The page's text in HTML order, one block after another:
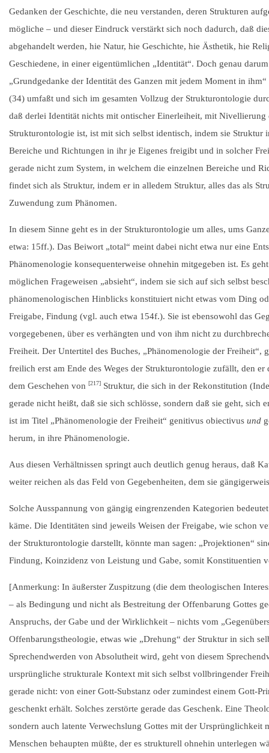
Gedanken der Geschichte, die neu verstanden, deren Strukturen
mögliche – und dieser Eindruck verstärkt sich noch dadurch, daß
abgehandelt werden, hie Natur, hie Geschichte, hie Ästhetik, hie
Geschiedene, in einer eigentümlichen „Identität“. Doch genau
„Grundgedanke der Identität des Ganzen mit jedem Moment in
(34) umfaßt und sich im gesamten Vollzug der Strukturontologie
daß derlei Identität nichts mit ontischer Einerleiheit, mit
Strukturontologie ist, ist mit sich selbst identisch, indem sie
Bereiche und Richtungen in ihr je Eigenes freigibt und in solcher
gerade nicht zum System, in welchem die einzelnen Bereiche und
findet sich als Struktur, indem er in alledem Struktur, alles das als
Zuwendung zum Phänomen.
In diesem Sinne geht es in der Strukturontologie um alles, ums
etwa: 15ff.). Das Beiwort „total“ meint dabei nicht etwa nur eine
Phänomenologie konsequenterweise ohnehin mitgegeben ist. Es
möglichen Frageweisen „absieht“, indem sie sich auf sich selbst
phänomenologischen Hinblicks konstituiert nicht etwas vom Ding
Freigabe, Findung (vgl. auch etwa 154f.). Sie ist ebensowohl das
vorgegebenen, über es verhängten und von ihm nicht zu
Freiheit. Der Untertitel des Buches, „Phänomenologie der
freilich erst am Ende des Weges der Strukturontologie zufällt, den
dem Geschehen von [217] Struktur, die sich in der Rekonstitution
gerade nicht heißt, daß sie sich schlösse, sondern daß sie geht,
ist im Titel „Phänomenologie der Freiheit“ genitivus obiectivus und
herum, in ihre Phänomenologie.
Aus diesen Verhältnissen springt auch deutlich genug heraus, daß
weiter reichen als das Feld von Gegebenheiten, dem sie
Solche Ausspannung von gängig eingrenzenden Kategorien
käme. Die Identitäten sind jeweils Weisen der Freigabe, wie schon
der Strukturontologie darstellt, könnte man sagen: „Projektionen“
Findung, Koinzidenz von Leistung und Gabe, somit Konstituentien
[Anmerkung: In äußerster Zuspitzung (die dem theologischen
– als Bedingung und nicht als Bestreitung der Offenbarung Gottes
Anspruchs, der Gabe und der Wirklichkeit – nichts vom
Offenbarungstheologie, etwas wie „Drehung“ der Struktur in sich
Sprechendwerden von Absolutheit wird, geht von diesem
ursprüngliche strukturale Kontext mit sich selbst vollbringender
gerade nicht: von einer Gott-Substanz oder zumindest einem Gott-
geschenkt erhält. Solches zerstörte gerade das Geschenk. Eine
sondern auch latente Verwechslung Gottes mit der Ursprünglichkeit
Menschen behaupten müßte, der es strukturell ohnehin unterlegen